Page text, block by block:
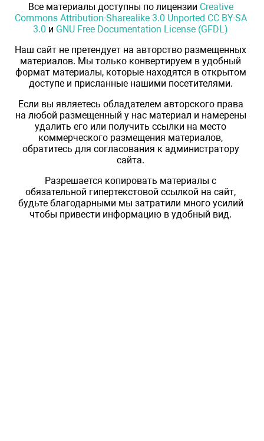
Все материалы доступны по лицензии Creative
Commons Attribution-Sharealike 3.0 Unported CC BY-SA
3.0 и GNU Free Documentation License (GFDL)
Наш сайт не претендует на авторство размещенных
материалов. Мы только конвертируем в удобный
формат материалы, которые находятся в открытом
доступе и присланные нашими посетителями.
Если вы являетесь обладателем авторского права
на любой размещенный у нас материал и намерены
удалить его или получить ссылки на место
коммерческого размещения материалов,
обратитесь для согласования к администратору
сайта.
Разрешается копировать материалы с
обязательной гипертекстовой ссылкой на сайт,
будьте благодарными мы затратили много усилий
чтобы привести информацию в удобный вид.